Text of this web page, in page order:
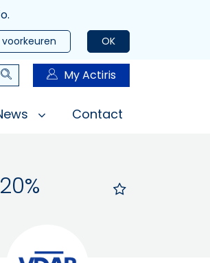
OK
Zoeken My Actiris
Contact